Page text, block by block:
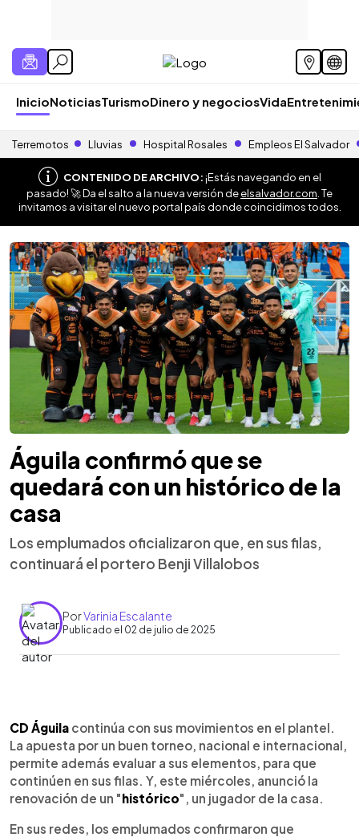
InicioNoticiasTurismoDinero y negociosVida
Terremotos Lluvias Hospital Rosales Empleos El Salvador
CONTENIDO DE ARCHIVO:¡Estás navegando en el
pasado! 🚀 Da el salto a la nueva versión deelsalvador.com . Te
invitamos a visitar el nuevo portal país donde coincidimos todos.
Águila confirmó que se
quedará con un histórico de la
casa
Los emplumados oficializaron que, en sus filas,
continuará el portero Benji Villalobos
PorVarinia Escalante
Publicado el 02 de julio de 2025
► Escuchar artículo
CD Águila continúa con sus movimientos en el plantel.
La apuesta por un buen torneo, nacional e internacional,
permite además evaluar a sus elementos, para que
continúen en sus filas. Y, este miércoles, anunció la
renovación de un "histórico", un jugador de la casa.
En sus redes, los emplumados confirmaron que